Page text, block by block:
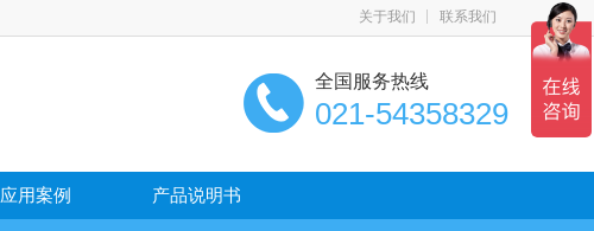
关于我们 联系我们
全国服务热线
021-54358329
应用案例 产品说明书